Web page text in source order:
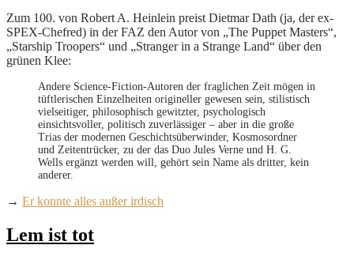
Zum 100. von Robert A. Heinlein preist Dietmar Dath (ja, der ex-
SPEX-Chefred) in der FAZ den Autor von „The Puppet Masters“,
„Starship Troopers“ und „Stranger in a Strange Land“ über den
grünen Klee:
Andere Science-Fiction-Autoren der fraglichen Zeit mögen in
tüftlerischen Einzelheiten origineller gewesen sein, stilistisch
vielseitiger, philosophisch gewitzter, psychologisch
einsichtsvoller, politisch zuverlässiger – aber in die große
Trias der modernen Geschichtsüberwinder, Kosmosordner
und Zeitentrücker, zu der das Duo Jules Verne und H. G.
Wells ergänzt werden will, gehört sein Name als dritter, kein
anderer.
→ Er konnte alles außer irdisch
Lem ist tot